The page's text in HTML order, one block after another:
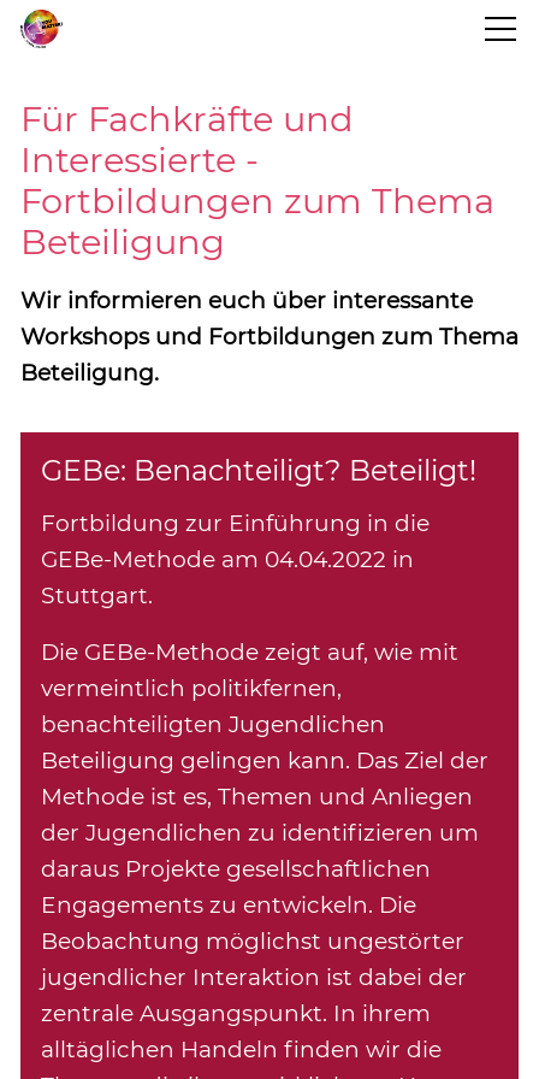
STARTSEITE
BLOG
PROJEKTINFO
TERMINE
KONTAKT
Für Fachkräfte und
Interessierte -
Fortbildungen zum Thema
Beteiligung
Wir informieren euch über interessante
Workshops und Fortbildungen zum Thema
Beteiligung.
GEBe: Benachteiligt? Beteiligt!
Fortbildung zur Einführung in die
GEBe-Methode am 04.04.2022 in
Stuttgart.
Die GEBe-Methode zeigt auf, wie mit
vermeintlich politikfernen,
benachteiligten Jugendlichen
Beteiligung gelingen kann. Das Ziel der
Methode ist es, Themen und Anliegen
der Jugendlichen zu identifizieren um
daraus Projekte gesellschaftlichen
Engagements zu entwickeln. Die
Beobachtung möglichst ungestörter
jugendlicher Interaktion ist dabei der
zentrale Ausgangspunkt. In ihrem
alltäglichen Handeln finden wir die